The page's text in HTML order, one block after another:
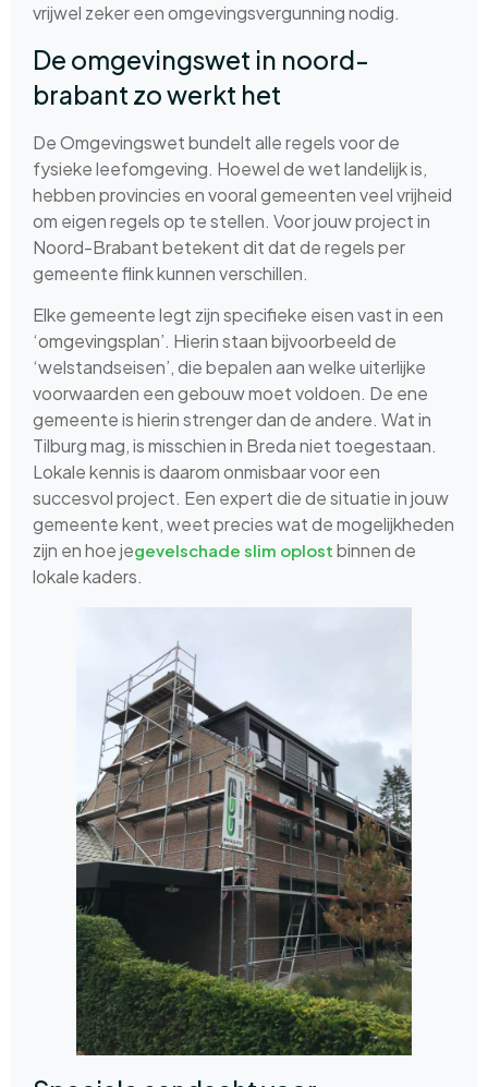
vrijwel zeker een omgevingsvergunning nodig.
De omgevingswet in noord-
brabant zo werkt het
De Omgevingswet bundelt alle regels voor de
fysieke leefomgeving. Hoewel de wet landelijk is,
hebben provincies en vooral gemeenten veel vrijheid
om eigen regels op te stellen. Voor jouw project in
Noord-Brabant betekent dit dat de regels per
gemeente flink kunnen verschillen.
Elke gemeente legt zijn specifieke eisen vast in een
‘omgevingsplan’. Hierin staan bijvoorbeeld de
‘welstandseisen’, die bepalen aan welke uiterlijke
voorwaarden een gebouw moet voldoen. De ene
gemeente is hierin strenger dan de andere. Wat in
Tilburg mag, is misschien in Breda niet toegestaan.
Lokale kennis is daarom onmisbaar voor een
succesvol project. Een expert die de situatie in jouw
gemeente kent, weet precies wat de mogelijkheden
zijn en hoe jegevelschade slim oplost binnen de
lokale kaders.